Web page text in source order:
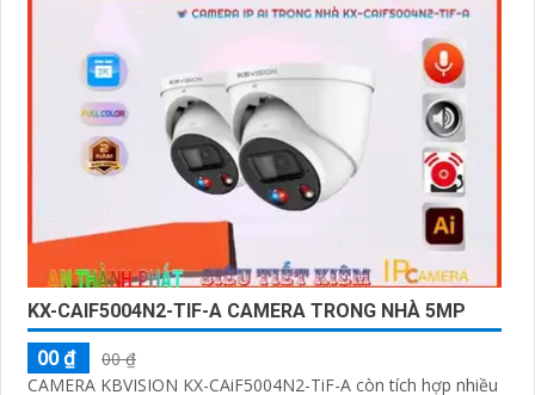
KX-CAIF5004N2-TIF-A CAMERA TRONG NHÀ 5MP
00 ₫
00 ₫
CAMERA KBVISION KX-CAiF5004N2-TiF-A còn tích hợp nhiều